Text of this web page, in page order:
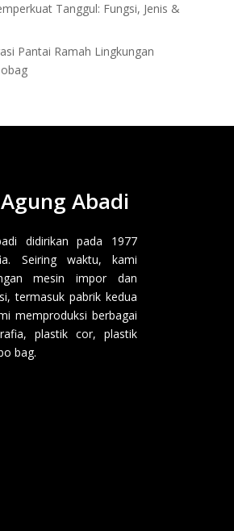
Tanggul: Fungsi, Jenis &
Pantai Ramah Lingkungan
Abadi
didirikan pada 1977
Seiring waktu, kami
mesin impor dan
termasuk pabrik kedua
memproduksi berbagai
plastik cor, plastik
bag.